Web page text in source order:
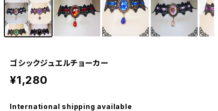
ゴシックジュエルチョーカー
¥1,280
International shipping available